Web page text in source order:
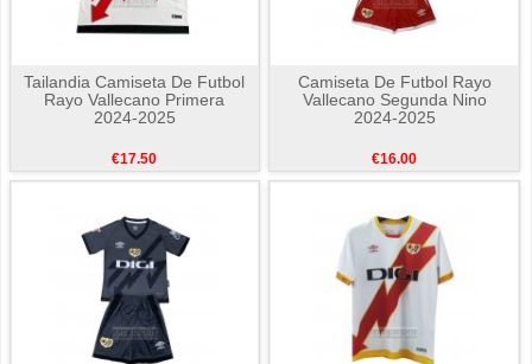
Tailandia Camiseta De Futbol
Rayo Vallecano Primera
2024-2025
€17.50
Camiseta De Futbol Rayo
Vallecano Segunda Nino
2024-2025
€16.00